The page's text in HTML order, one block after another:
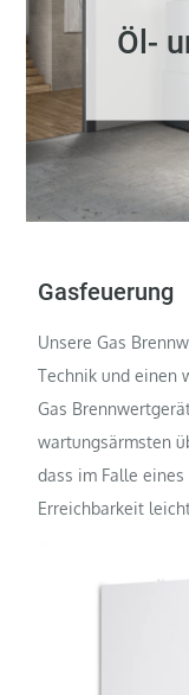
Öl-
Gasfeuerung
Unsere Gas
Technik und einen
Gas
wartungsärmsten
dass im Falle
Erreichbarkeit